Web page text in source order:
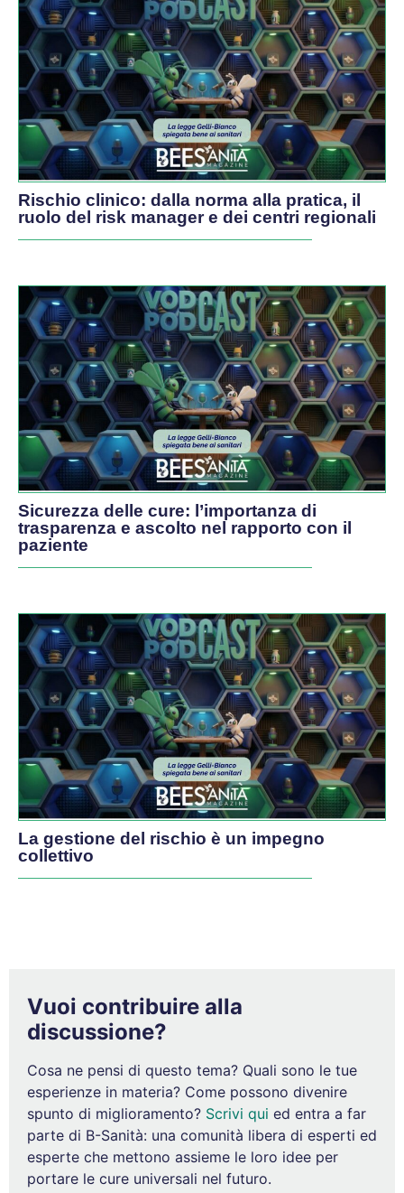
PODCAST
Rischio clinico: dalla norma alla pratica, il
ruolo del risk manager e dei centri regionali
Sicurezza delle cure: l’importanza di
trasparenza e ascolto nel rapporto con il
paziente
La gestione del rischio è un impegno
collettivo
Vuoi contribuire alla
discussione?
Cosa ne pensi di questo tema? Quali sono le tue
esperienze in materia? Come possono divenire
spunto di miglioramento? Scrivi qui ed entra a far
parte di B-Sanità: una comunità libera di esperti ed
esperte che mettono assieme le loro idee per
portare le cure universali nel futuro.